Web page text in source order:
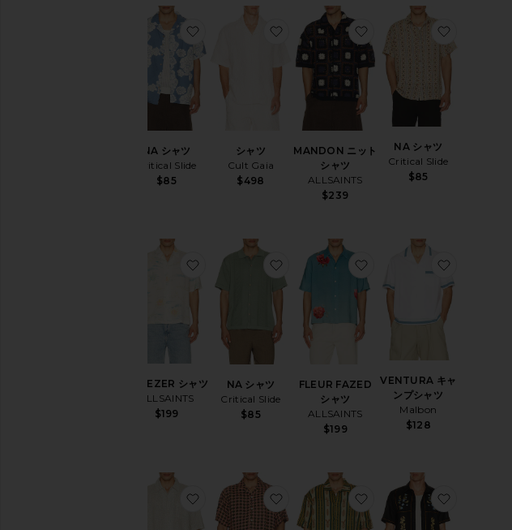
NA シャツ
Critical Slide
$85
お気に入りNA シャツ
シャツ
Cult Gaia
$498
お気に入りシャツ
MANDON ニット
シャツ
ALLSAINTS
$239
お気に入りMANDON ニッ
NA シャツ
Critical Slide
$85
BREEZER シャツ
ALLSAINTS
$199
お気に入りBREEZER シャツ
NA シャツ
Critical Slide
$85
お気に入りNA シャツ
FLEUR FAZED
シャツ
ALLSAINTS
$199
お気に入りFLEUR FAZED
VENTURA キャ
ンプシャツ
Malbon
$128
お気に入りCRUZ LEO シャツ
お気に入りLUMO シャツお気に入りPROPAGATE